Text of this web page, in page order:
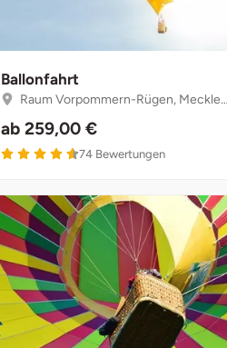
Ballonfahrt
Raum Vorpommern-Rügen, Mecklenburg-Vorpommern
ab 259,00 €
4.6 von 5
74 Bewertungen